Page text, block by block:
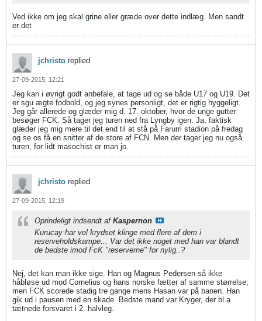
Ved ikke om jeg skal grine eller græde over dette indlæg. Men sandt
er det
jchristo replied
27-09-2015, 12:21
Jeg kan i øvrigt godt anbefale, at tage ud og se både U17 og U19. Det
er sgu ægte fodbold, og jeg synes personligt, det er rigtig hyggeligt.
Jeg går allerede og glæder mig d. 17. oktober, hvor de unge gutter
besøger FCK. Så tager jeg turen ned fra Lyngby igen. Ja, faktisk
glæder jeg mig mere til det end til at stå på Farum stadion på fredag
og se os få en snitter af de store af FCN. Men der tager jeg nu også
turen, for lidt masochist er man jo.
jchristo replied
27-09-2015, 12:19
Oprindeligt indsendt af Kaspernon
Kurucay har vel krydset klinge med flere af dem i
reserveholdskampe... Var det ikke noget med han var blandt
de bedste imod FcK "reserverne" for nylig..?
Nej, det kan man ikke sige. Han og Magnus Pedersen så ikke
håbløse ud mod Cornelius og hans norske fætter af samme størrelse,
men FCK scorede stadig tre gange mens Hasan var på banen. Han
gik ud i pausen med en skade. Bedste mand var Kryger, der bl.a.
tætnede forsvaret i 2. halvleg.